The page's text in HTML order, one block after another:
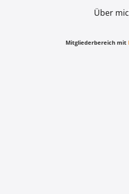
Über
Mitgliederbereich mit